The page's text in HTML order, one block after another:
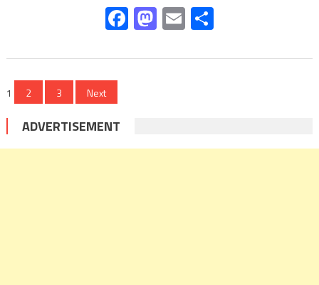
Facebook
Mastodon
Email
Posts
pagination
1 2 3 Next
ADVERTISEMENT